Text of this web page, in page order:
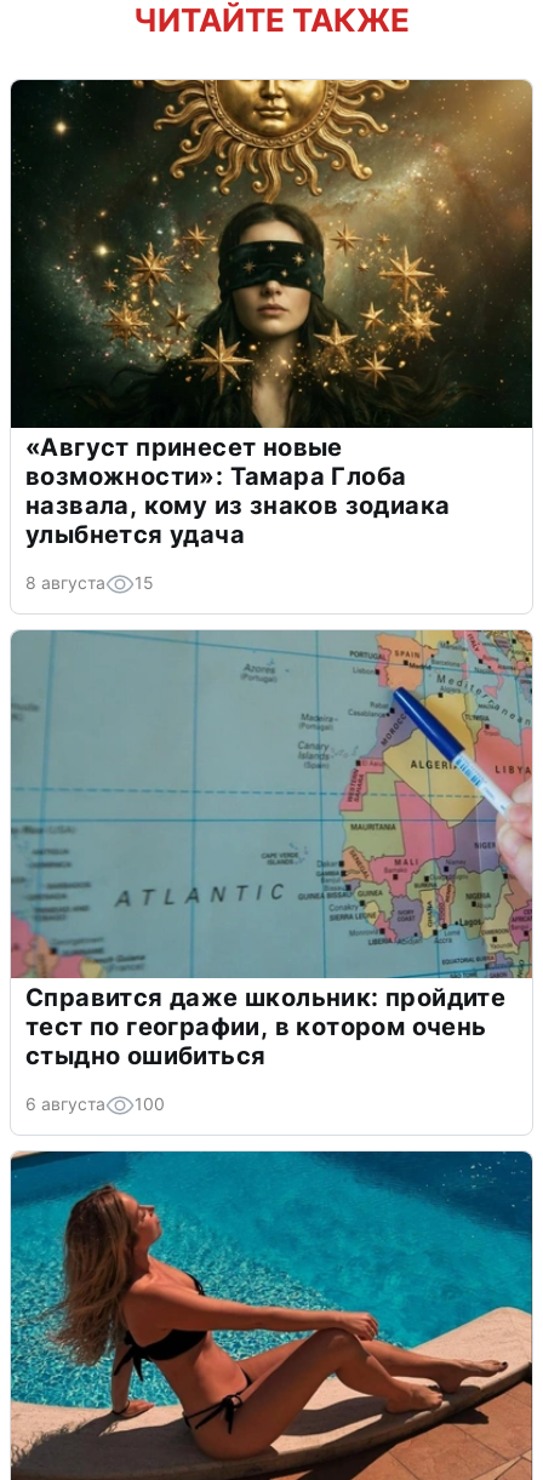
ЧИТАЙТЕ ТАКЖЕ
«Август принесет новые
возможности»: Тамара Глоба
назвала, кому из знаков зодиака
улыбнется удача
8 августа 15
Справится даже школьник: пройдите
тест по географии, в котором очень
стыдно ошибиться
6 августа 100